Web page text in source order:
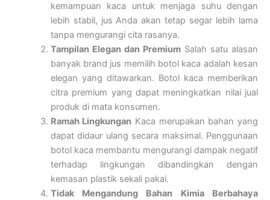
kemampuan kaca untuk menjaga suhu dengan
lebih stabil, jus Anda akan tetap segar lebih lama
tanpa mengurangi cita rasanya.
Tampilan Elegan dan PremiumSalah satu alasan
banyak brand jus memilih botol kaca adalah kesan
elegan yang ditawarkan. Botol kaca memberikan
citra premium yang dapat meningkatkan nilai jual
produk di mata konsumen.
Ramah Lingkungan Kaca merupakan bahan yang
dapat didaur ulang secara maksimal. Penggunaan
botol kaca membantu mengurangi dampak negatif
terhadap lingkungan dibandingkan dengan
kemasan plastik sekali pakai.
Tidak Mengandung Bahan Kimia Berbahaya